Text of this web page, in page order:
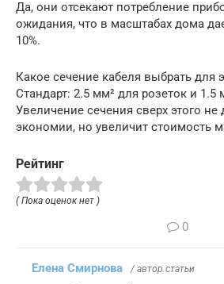
Да, они отсекают потребление
ожидания, что в масштабах дома
10%.
Какое сечение кабеля выбрать для
Стандарт: 2.5 мм² для розеток и 1.5
Увеличение сечения сверх этого не
экономии, но увеличит стоимость
Рейтинг
( Пока оценок нет )
0
Елена Смирнова / автор статьи